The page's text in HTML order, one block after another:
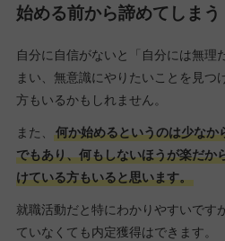
始める前から諦めてしまう
自分に自信がないと「自分には無理
まい、無意識にやりたいことを見つ
方もいるかもしれません。
また、
何か始めるというのは少なか
でもあり、何もしないほうが楽だか
けている方もいると思います。
就職活動だと特にわかりやすいです
ていなくても内定獲得はできます。